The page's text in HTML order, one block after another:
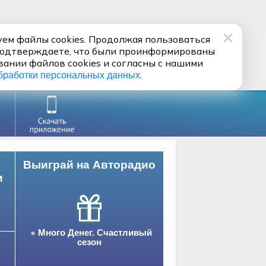
Выиграй на Авторадио
Много Денег. Счастливый
сезон
файлы cookies. Продолжая пользоваться
что были проинформированы
файлов cookies и согласны с нашими
персональных данных.